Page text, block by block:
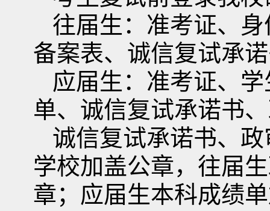
往届生：准考证、
备案表、诚信复试承
应届生：准考证、
单、诚信复试承诺书
诚信复试承诺书、
学校加盖公章，往届
章；应届生本科成绩